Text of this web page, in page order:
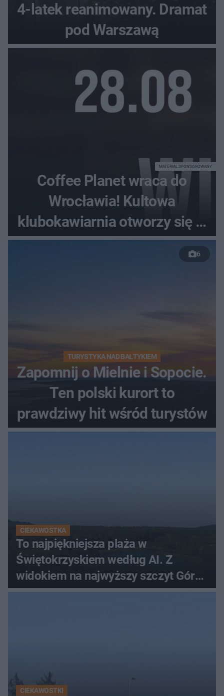
4-latek reanimowany. Dramat
pod Warszawą
Coffee Planet wraca do
Wrocławia! Kultowa
klubokawiarnia otworzy się w
nowym miejscu
MATERIAŁ SPONSOROWANY
6
TURYSTYKA NAD BAŁTYKIEM
Zapomnij o Mielnie i Sopocie.
Ten polski kurort to
prawdziwy hit wśród turystów
CIEKAWOSTKA
To najpiękniejsza plaża w
Świętokrzyskiem według AI. Z
widokiem na najwyższy szczyt Gór
Świętokrzyskich
CIEKAWOSTKI